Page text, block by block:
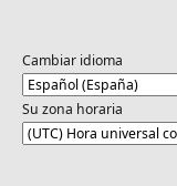
Cambiar idioma
Su zona horaria